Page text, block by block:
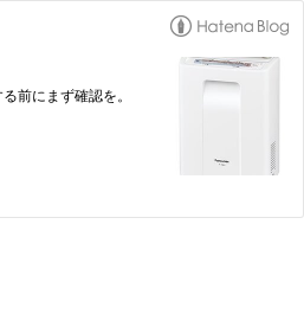
前にまず確認を。